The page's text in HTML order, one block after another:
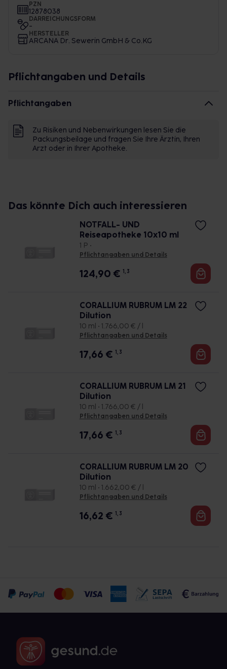
PZN
12878038
DARREICHUNGSFORM
-
HERSTELLER
ARCANA Dr. Sewerin GmbH & Co.KG
Pflichtangaben und Details
Pflichtangaben
Zu Risiken und Nebenwirkungen lesen Sie die
Packungsbeilage und fragen Sie Ihre Ärztin, Ihren
Arzt oder in Ihrer Apotheke.
Das könnte Dich auch interessieren
NOTFALL- UND
Reiseapotheke 10x10 ml
1 P •
Pflichtangaben und Details
124,90 € 1, 3
CORALLIUM RUBRUM LM 22
Dilution
10 ml • 1.766,00 € / l
Pflichtangaben und Details
17,66 € 1, 3
CORALLIUM RUBRUM LM 21
Dilution
10 ml • 1.766,00 € / l
Pflichtangaben und Details
17,66 € 1, 3
CORALLIUM RUBRUM LM 20
Dilution
10 ml • 1.662,00 € / l
Pflichtangaben und Details
16,62 € 1, 3